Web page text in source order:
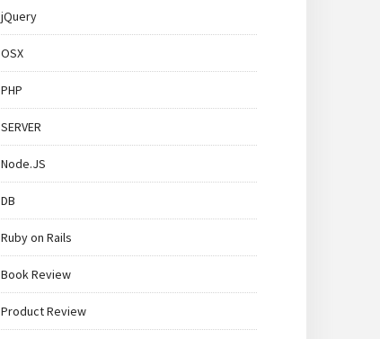
jQuery
OSX
PHP
SERVER
Node.JS
DB
Ruby on Rails
Book Review
Product Review